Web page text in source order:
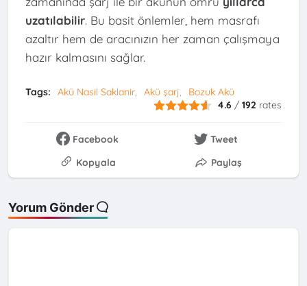
uzatılabilir. Bu basit önlemler, hem masrafı
azaltır hem de aracınızın her zaman çalışmaya
hazır kalmasını sağlar.
Tags: Akü Nasil Saklanir Akü şarj
Bozuk Akü
4.6 /192 rates
Facebook
Tweet
Kopyala
Paylaş
Yorum Gönder